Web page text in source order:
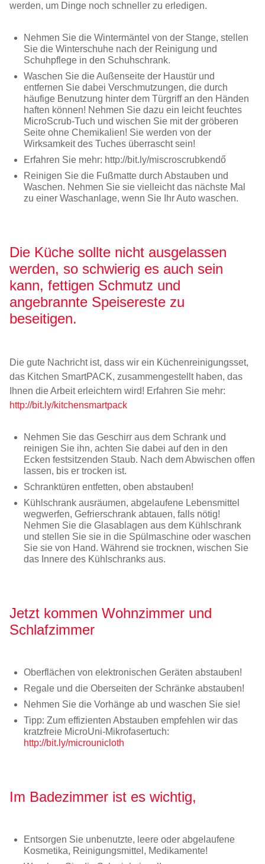
werden, um Dinge noch schneller zu erledigen.
Nehmen Sie die Wintermäntel von der Stange, stellen
Sie die Winterschuhe nach der Reinigung und
Schuhpflege in den Schuhschrank.
Waschen Sie die Außenseite der Haustür und
entfernen Sie dabei Verschmutzungen, die durch
häufige Benutzung hinter dem Türgriff an den Händen
haften können! Nehmen Sie dazu ein leicht feuchtes
MicroScrub-Tuch und wischen Sie mit der gröberen
Seite ohne Chemikalien! Sie werden von der
Wirksamkeit des Tuches überrascht sein!
Erfahren Sie mehr: http://bit.ly/miscroscrubkendő
Reinigen Sie die Fußmatte durch Abstauben und
Waschen. Nehmen Sie sie vielleicht das nächste Mal
zu einer Waschanlage, wenn Sie Ihr Auto waschen.
Die Küche sollte nicht ausgelassen
werden, so schwierig es auch sein
kann, fettigen Schmutz und
angebrannte Speisereste zu
beseitigen.
Die gute Nachricht ist, dass wir ein Küchenreinigungsset,
das Kitchen SmartPACK, zusammengestellt haben, das
Ihnen die Arbeit erleichtern wird! Erfahren Sie mehr:
http://bit.ly/kitchensmartpack
Nehmen Sie das Geschirr aus dem Schrank und
reinigen Sie ihn, achten Sie dabei auf den in den
Ecken festsitzenden Staub. Nach dem Abwischen offen
lassen, bis er trocken ist.
Schranktüren entfetten, oben abstauben!
Kühlschrank ausräumen, abgelaufene Lebensmittel
wegwerfen, Gefrierschrank abtauen, falls nötig!
Nehmen Sie die Glasablagen aus dem Kühlschrank
und stellen Sie sie in die Spülmaschine oder waschen
Sie sie von Hand. Während sie trocknen, wischen Sie
das Innere des Kühlschranks aus.
Jetzt kommen Wohnzimmer und
Schlafzimmer
Oberflächen von elektronischen Geräten abstauben!
Regale und die Oberseiten der Schränke abstauben!
Nehmen Sie die Vorhänge ab und waschen Sie sie!
Tipp: Zum effizienten Abstauben empfehlen wir das
kratzfreie MicroUni-Mikrofasertuch:
http://bit.ly/microunicloth
Im Badezimmer ist es wichtig,
Entsorgen Sie unbenutzte, leere oder abgelaufene
Kosmetika, Reinigungsmittel, Medikamente!